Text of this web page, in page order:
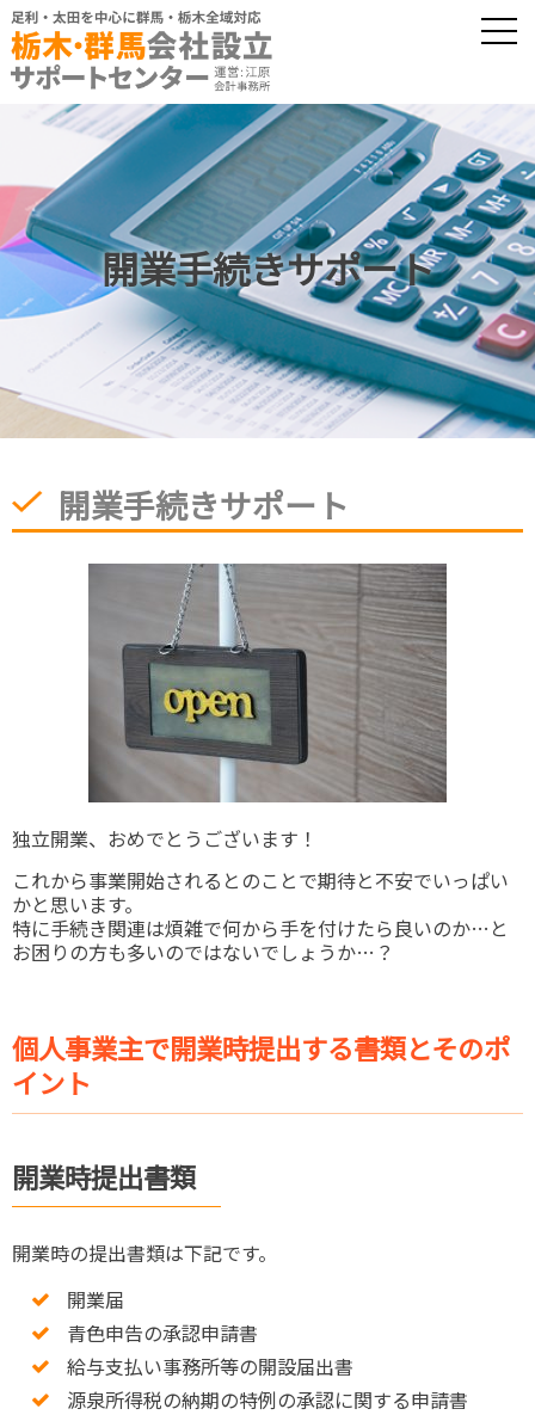
開業手続きサポート
開業手続きサポート
独立開業、おめでとうございます！
これから事業開始されるとのことで期待と不安でいっぱい
かと思います。
特に手続き関連は煩雑で何から手を付けたら良いのか…と
お困りの方も多いのではないでしょうか…？
個人事業主で開業時提出する書類とそのポ
イント
開業時提出書類
開業時の提出書類は下記です。
開業届
青色申告の承認申請書
給与支払い事務所等の開設届出書
源泉所得税の納期の特例の承認に関する申請書